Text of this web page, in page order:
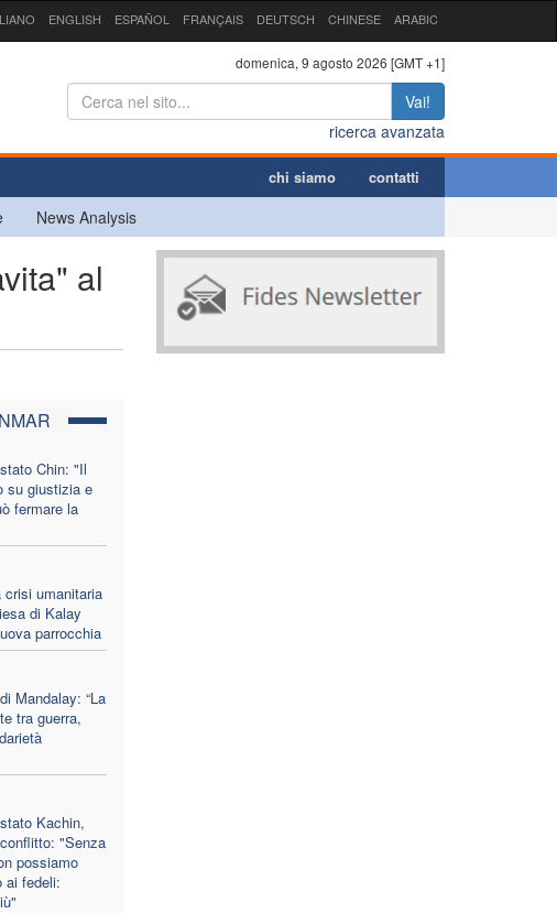
ENGLISH ESPAÑOL FRANÇAIS DEUTSCH CHINESE ARABIC
domenica, 9 agosto 2026 [GMT +1]
Vai!
ricerca avanzata
chi siamo contatti
News Analysis
al
Chin: "Il
su giustizia e
fermare la
crisi umanitaria
di Kalay
parrocchia
Mandalay: “La
tra guerra,
Kachin,
"Senza
possiamo
ai fedeli: